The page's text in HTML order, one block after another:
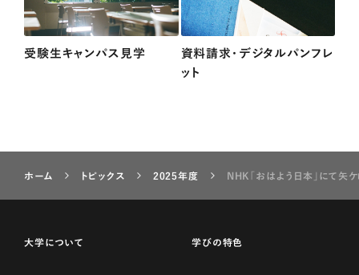
受験生キャンパス見学
資料請求・デジタルパンフレ
ット
ホーム トピックス 2025年度 NHK「おはよう日本」にて矢
大学について 学びの特色